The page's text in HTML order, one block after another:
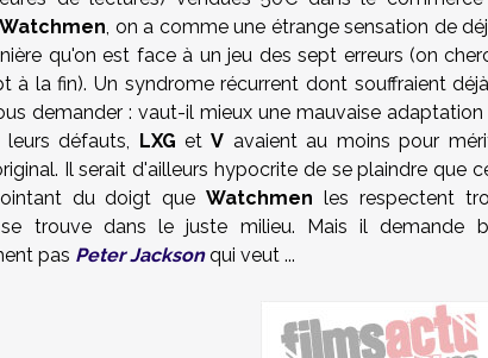
Watchmen, on a comme une étrange sensation de
qu'on est face à un jeu des sept erreurs (on
à la fin). Un syndrome récurrent dont souffraient
demander : vaut-il mieux une mauvaise
défauts, LXG etV avaient au moins pour
Il serait d'ailleurs hypocrite de se plaindre que
du doigt queWatchmen les respectent
se trouve dans le juste milieu. Mais il demande
pas Peter Jacksonqui veut ...